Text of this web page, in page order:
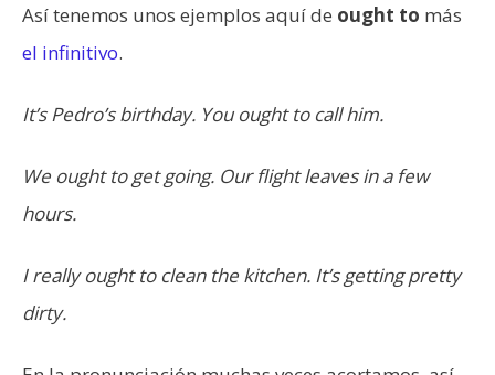
Así tenemos unos ejemplos aquí de ought to más
el infinitivo.
It’s Pedro’s birthday. You ought to call him.
We ought to get going. Our flight leaves in a few
hours.
I really ought to clean the kitchen. It’s getting pretty
dirty.